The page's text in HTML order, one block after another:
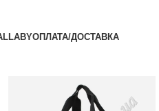
ОПЛАТА/ДОСТАВКА